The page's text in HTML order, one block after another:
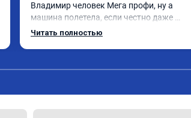
Владимир человек Мега профи, ну а
машина полетела, если честно даже
страшно было, спасибо огромное. Ну и за
Читать полностью